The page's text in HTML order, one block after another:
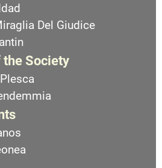
Del Giudice
Society